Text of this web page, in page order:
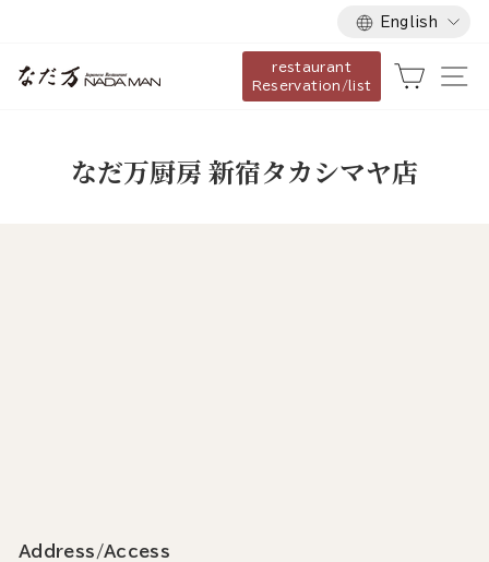
content
Language
English
restaurant
Reservation/list
Cart
なだ万厨房 新宿タカシマヤ店
Address/Access